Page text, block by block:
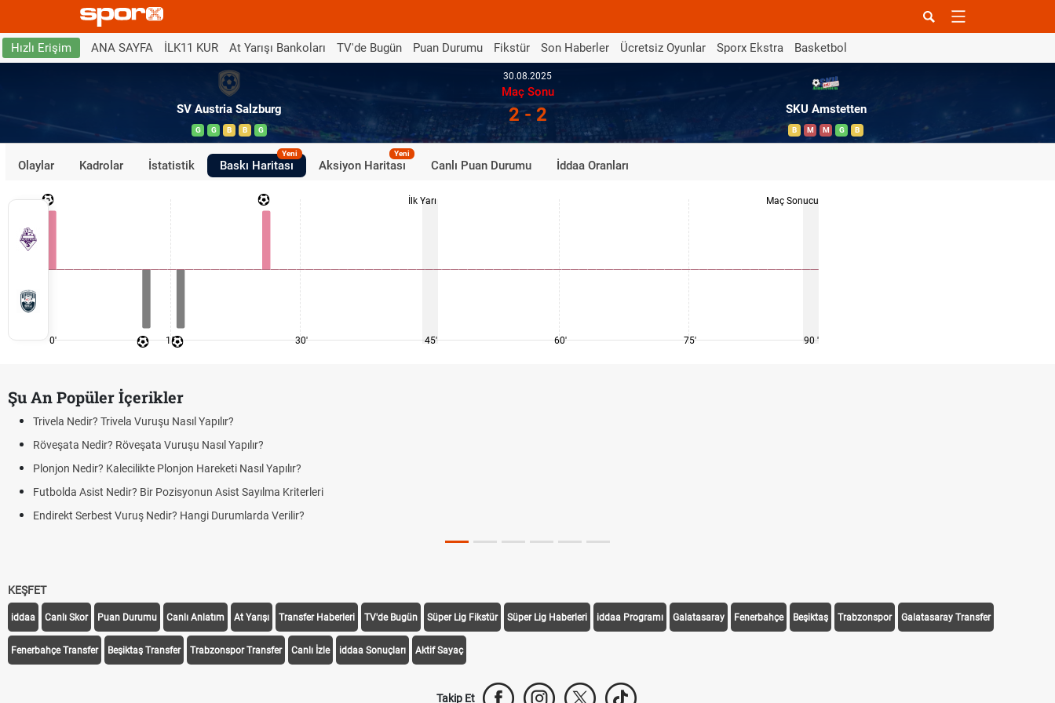
Hızlı Erişim ANA SAYFA İLK11 KUR At Yarışı Bankoları TV'de Bugün Puan Durumu Fikstür Son Haberler Ücretsiz Oyunlar Sporx Ekstra Basketbol
SV Austria Salzburg
G G B B G
30.08.2025
Maç Sonu
2 - 2 SKU Amstetten
B M M G B
Olaylar Kadrolar İstatistik Baskı Haritası
Yeni
Aksiyon Haritası
Yeni
Canlı Puan Durumu İddaa Oranları
0' 15' 30'
İlk Yarı
45' 60' 75'
Maç Sonucu
90 '
Şu An Popüler İçerikler
Trivela Nedir? Trivela Vuruşu Nasıl Yapılır?
Röveşata Nedir? Röveşata Vuruşu Nasıl Yapılır?
Plonjon Nedir? Kalecilikte Plonjon Hareketi Nasıl Yapılır?
Futbolda Asist Nedir? Bir Pozisyonun Asist Sayılma Kriterleri
Endirekt Serbest Vuruş Nedir? Hangi Durumlarda Verilir?
KEŞFET
iddaa Canlı Skor Puan Durumu Canlı Anlatım At Yarışı Transfer Haberleri TV'de Bugün Süper Lig Fikstür Süper Lig Haberleri iddaa Programı Galatasaray Fenerbahçe Beşiktaş Trabzonspor Galatasaray Transfer
Fenerbahçe Transfer Beşiktaş Transfer Trabzonspor Transfer Canlı İzle iddaa Sonuçları Aktif Sayaç
Takip Et